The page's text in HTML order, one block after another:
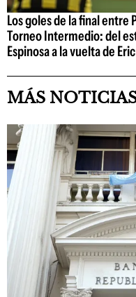
Los goles de la final entre
Torneo Intermedio: del
Espinosa a la vuelta de
MÁS